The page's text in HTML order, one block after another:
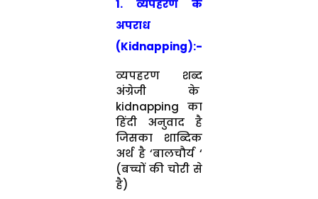
1. व्यपहरणके
अपराध
(Kidnapping):-
व्यपहरण शब्द
अंग्रेजी के
kidnapping का
हिंदी अनुवाद है
जिसका शाब्दिक
अर्थ है ‘बालचौर्य ‘
(बच्चों की चोरी से
है)